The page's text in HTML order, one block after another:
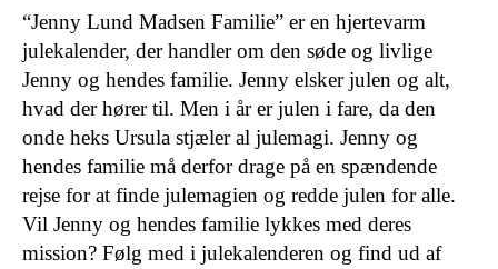
“Jenny Lund Madsen Familie” er en hjertevarm
julekalender, der handler om den søde og livlige
Jenny og hendes familie. Jenny elsker julen og alt,
hvad der hører til. Men i år er julen i fare, da den
onde heks Ursula stjæler al julemagi. Jenny og
hendes familie må derfor drage på en spændende
rejse for at finde julemagien og redde julen for alle.
Vil Jenny og hendes familie lykkes med deres
mission? Følg med i julekalenderen og find ud af